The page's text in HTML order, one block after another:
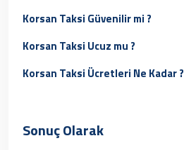
Korsan Taksi Güvenilir mi ?
Korsan Taksi Ucuz mu ?
Korsan Taksi Ücretleri Ne Kadar ?
Sonuç Olarak